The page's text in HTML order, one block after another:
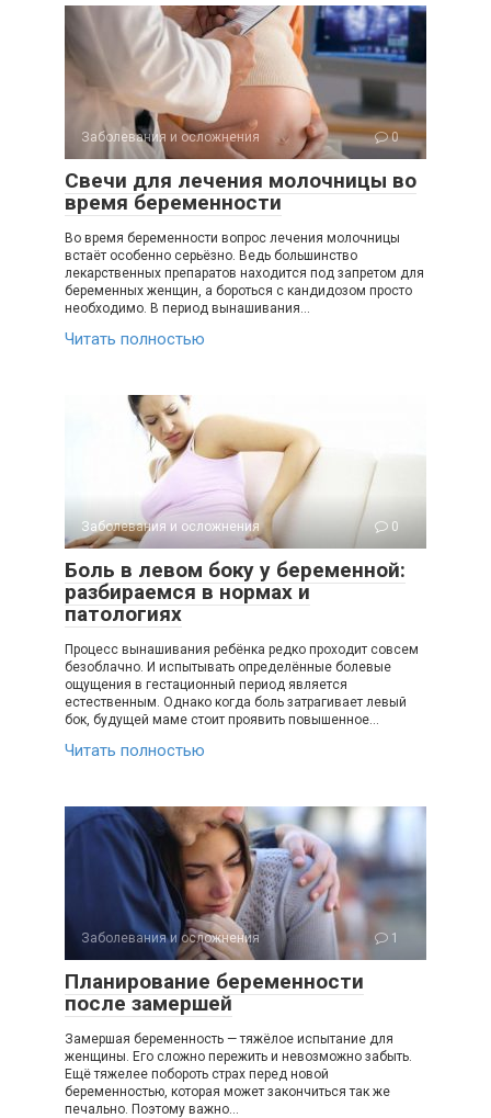
Заболевания и осложнения 0
Свечи для лечения молочницы во
время беременности
Во время беременности вопрос лечения молочницы
встаёт особенно серьёзно. Ведь большинство
лекарственных препаратов находится под запретом для
беременных женщин, а бороться с кандидозом просто
необходимо. В период вынашивания…
Читать полностью
Заболевания и осложнения 0
Боль в левом боку у беременной:
разбираемся в нормах и
патологиях
Процесс вынашивания ребёнка редко проходит совсем
безоблачно. И испытывать определённые болевые
ощущения в гестационный период является
естественным. Однако когда боль затрагивает левый
бок, будущей маме стоит проявить повышенное…
Читать полностью
Заболевания и осложнения 1
Планирование беременности
после замершей
Замершая беременность — тяжёлое испытание для
женщины. Его сложно пережить и невозможно забыть.
Ещё тяжелее побороть страх перед новой
беременностью, которая может закончиться так же
печально. Поэтому важно…